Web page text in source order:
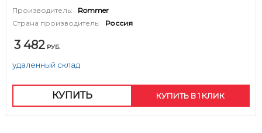
Производитель:
Rommer
Страна производитель:
Россия
3 482 РУБ.
удаленный склад
КУПИТЬ КУПИТЬ В 1 КЛИК